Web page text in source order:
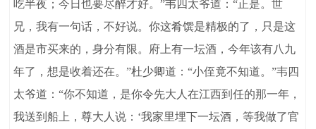
吃半夜；今日也要尽醉才好。”韦四太爷道：“正是。世
兄，我有一句话，不好说。你这肴馔是精极的了，只是这
酒是市买来的，身分有限。府上有一坛酒，今年该有八九
年了，想是收着还在。”杜少卿道：“小侄竟不知道。”韦四
太爷道：“你不知道，是你令先大人在江西到任的那一年，
我送到船上，尊大人说：‘我家里埋下一坛酒，等我做了官